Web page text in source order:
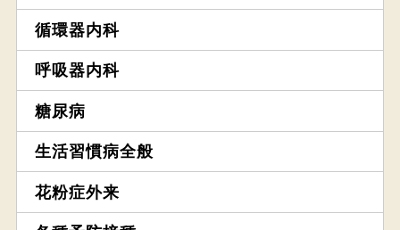
循環器内科
呼吸器内科
糖尿病
生活習慣病全般
花粉症外来